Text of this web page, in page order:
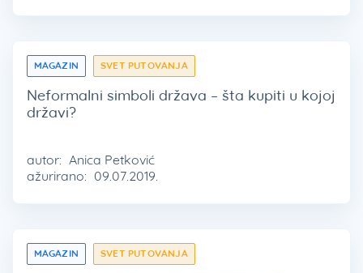
MAGAZIN SVET PUTOVANJA
Neformalni simboli država – šta kupiti u kojoj
državi?
autor: Anica Petković
ažurirano: 09.07.2019.
MAGAZIN SVET PUTOVANJA